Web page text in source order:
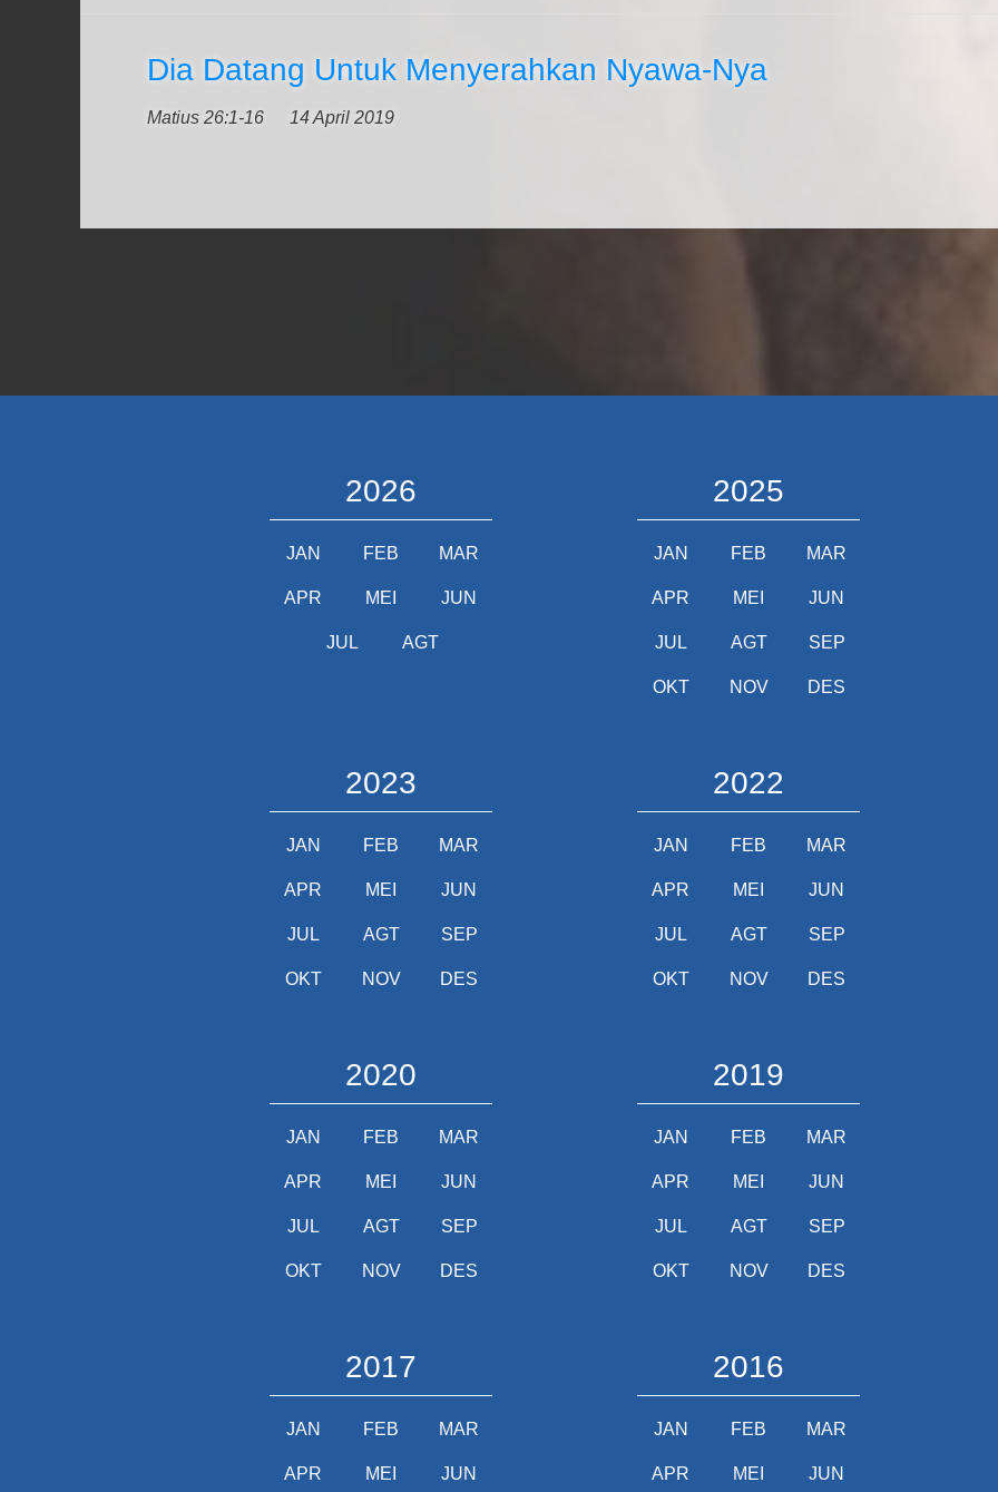
Dia Datang Untuk Menyerahkan Nyawa-Nya
Matius 26:1-16 14 April 2019
2026
JAN FEB MAR
APR MEI JUN
JUL AGT
2025
JAN FEB MAR
APR MEI JUN
JUL AGT SEP
OKT NOV DES
2023
JAN FEB MAR
APR MEI JUN
JUL AGT SEP
OKT NOV DES
2022
JAN FEB MAR
APR MEI JUN
JUL AGT SEP
OKT NOV DES
2020
JAN FEB MAR
APR MEI JUN
JUL AGT SEP
OKT NOV DES
2019
JAN FEB MAR
APR MEI JUN
JUL AGT SEP
OKT NOV DES
2017
JAN FEB MAR
APR MEI JUN
2016
JAN FEB MAR
APR MEI JUN